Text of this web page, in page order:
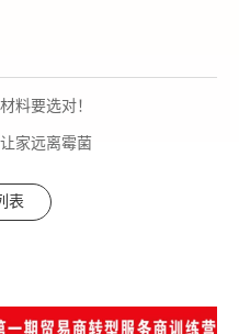
料要选对！
家远离霉菌
表